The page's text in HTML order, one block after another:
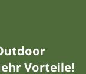
Vorteile!